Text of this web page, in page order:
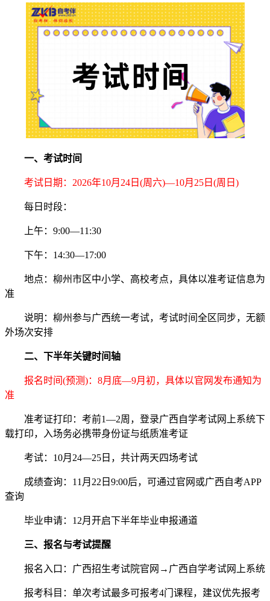
一、考试时间
考试日期：2026年10月24日(周六)—10月25日(周日)
每日时段：
上午：9:00—11:30
下午：14:30—17:00
地点：柳州市区中小学、高校考点，具体以准考证信息为
准
说明：柳州参与广西统一考试，考试时间全区同步，无额
外场次安排
二、下半年关键时间轴
报名时间(预测)：8月底—9月初，具体以官网发布通知为
准
准考证打印：考前1—2周，登录广西自学考试网上系统下
载打印，入场务必携带身份证与纸质准考证
考试：10月24—25日，共计两天四场考试
成绩查询：11月22日9:00后，可通过官网或广西自考APP
查询
毕业申请：12月开启下半年毕业申报通道
三、报名与考试提醒
报名入口：广西招生考试院官网→广西自学考试网上系统
报考科目：单次考试最多可报考4门课程，建议优先报考